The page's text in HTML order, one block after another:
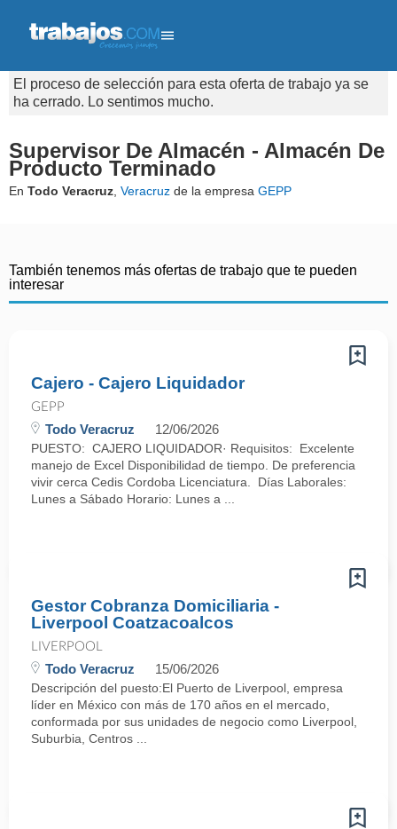
El proceso de selección para esta oferta de trabajo ya se
ha cerrado. Lo sentimos mucho.
Supervisor De Almacén - Almacén De
Producto Terminado
En Todo Veracruz Veracruz de la empresa GEPP
También tenemos más ofertas de trabajo que te pueden
interesar
Cajero - Cajero Liquidador
GEPP
Todo Veracruz 12/06/2026
PUESTO: CAJERO LIQUIDADOR· Requisitos: Excelente
manejo de Excel Disponibilidad de tiempo. De preferencia
vivir cerca Cedis Cordoba Licenciatura. Días Laborales:
Lunes a Sábado Horario: Lunes a ...
Gestor Cobranza Domiciliaria -
Liverpool Coatzacoalcos
LIVERPOOL
Todo Veracruz 15/06/2026
Descripción del puesto:El Puerto de Liverpool, empresa
líder en México con más de 170 años en el mercado,
conformada por sus unidades de negocio como Liverpool,
Suburbia, Centros ...